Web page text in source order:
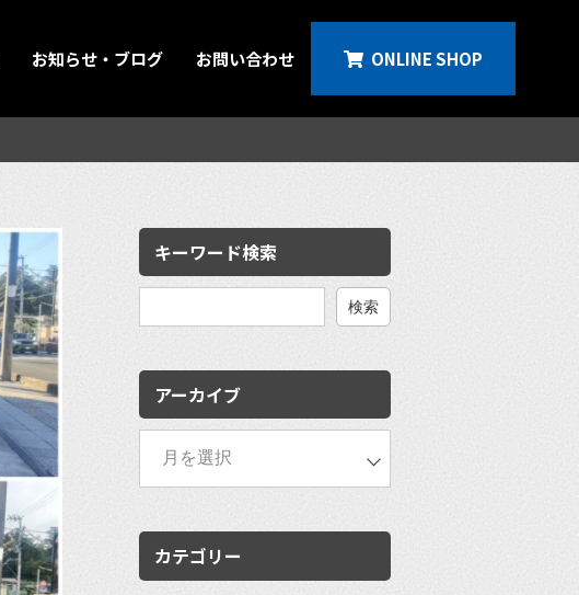
お知らせ・ブログ お問い合わせ ONLINE SHOP
キーワード検索
検
アーカイブ
カテゴリー